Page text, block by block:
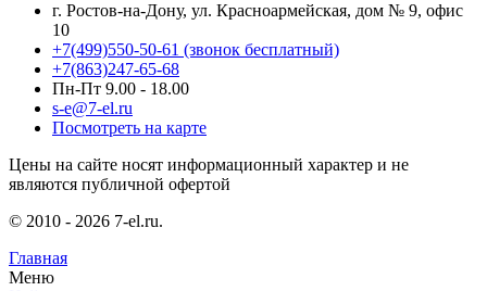
г. Ростов-на-Дону, ул. Красноармейская, дом № 9, офис
10
+7(499)550-50-61 (звонок бесплатный)
+7(863)247-65-68
Пн-Пт 9.00 - 18.00
s-e@7-el.ru
Посмотреть на карте
Цены на сайте носят информационный характер и не
являются публичной офертой
© 2010 - 2026 7-el.ru.
Главная
Меню